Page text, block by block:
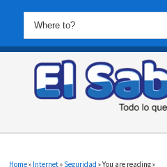
Home» Internet» Seguridad » You are reading »